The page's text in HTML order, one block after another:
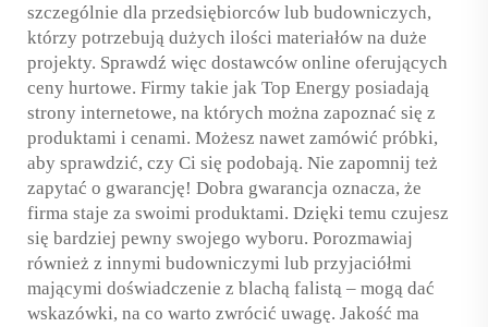
szczególnie dla przedsiębiorców lub budowniczych,
którzy potrzebują dużych ilości materiałów na duże
projekty. Sprawdź więc dostawców online oferujących
ceny hurtowe. Firmy takie jak Top Energy posiadają
strony internetowe, na których można zapoznać się z
produktami i cenami. Możesz nawet zamówić próbki,
aby sprawdzić, czy Ci się podobają. Nie zapomnij też
zapytać o gwarancję! Dobra gwarancja oznacza, że
firma staje za swoimi produktami. Dzięki temu czujesz
się bardziej pewny swojego wyboru. Porozmawiaj
również z innymi budowniczymi lub przyjaciółmi
mającymi doświadczenie z blachą falistą – mogą dać
wskazówki, na co warto zwrócić uwagę. Jakość ma